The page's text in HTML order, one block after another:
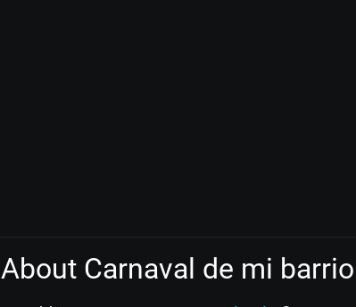
About Carnaval de mi barrio